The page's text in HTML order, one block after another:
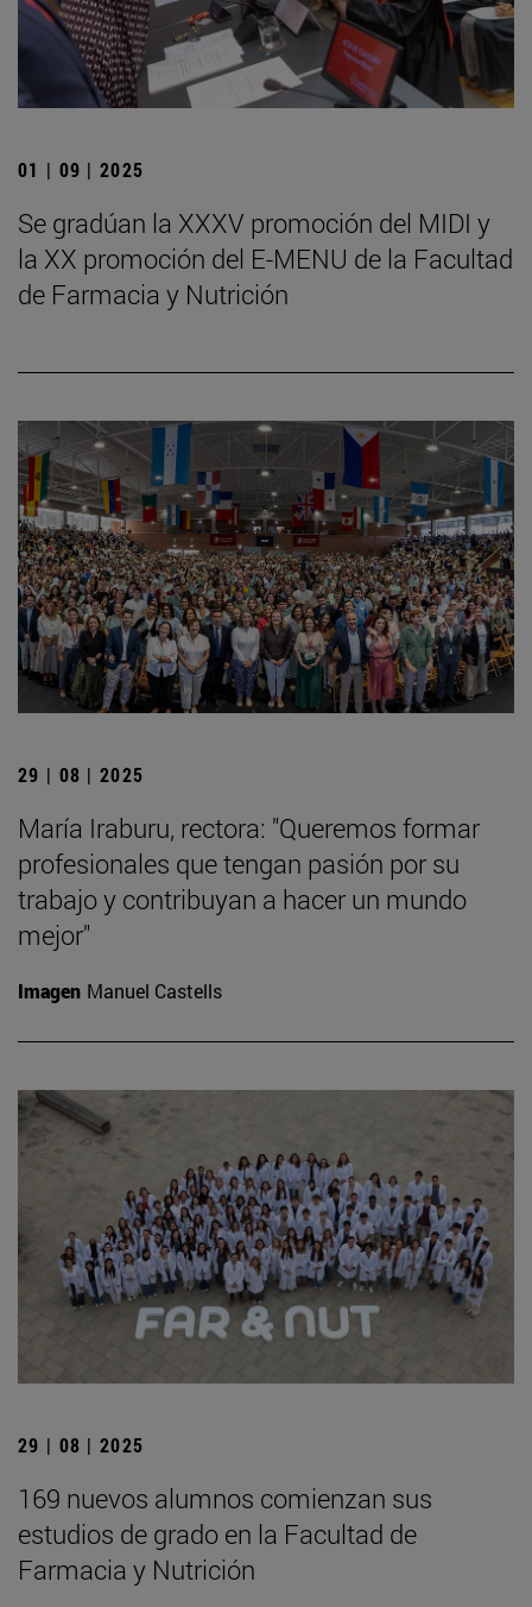
01 | 09 | 2025
Se gradúan la XXXV promoción del MIDI y
la XX promoción del E-MENU de la Facultad
de Farmacia y Nutrición
29 | 08 | 2025
María Iraburu, rectora: "Queremos formar
profesionales que tengan pasión por su
trabajo y contribuyan a hacer un mundo
mejor"
Imagen Manuel Castells
29 | 08 | 2025
169 nuevos alumnos comienzan sus
estudios de grado en la Facultad de
Farmacia y Nutrición